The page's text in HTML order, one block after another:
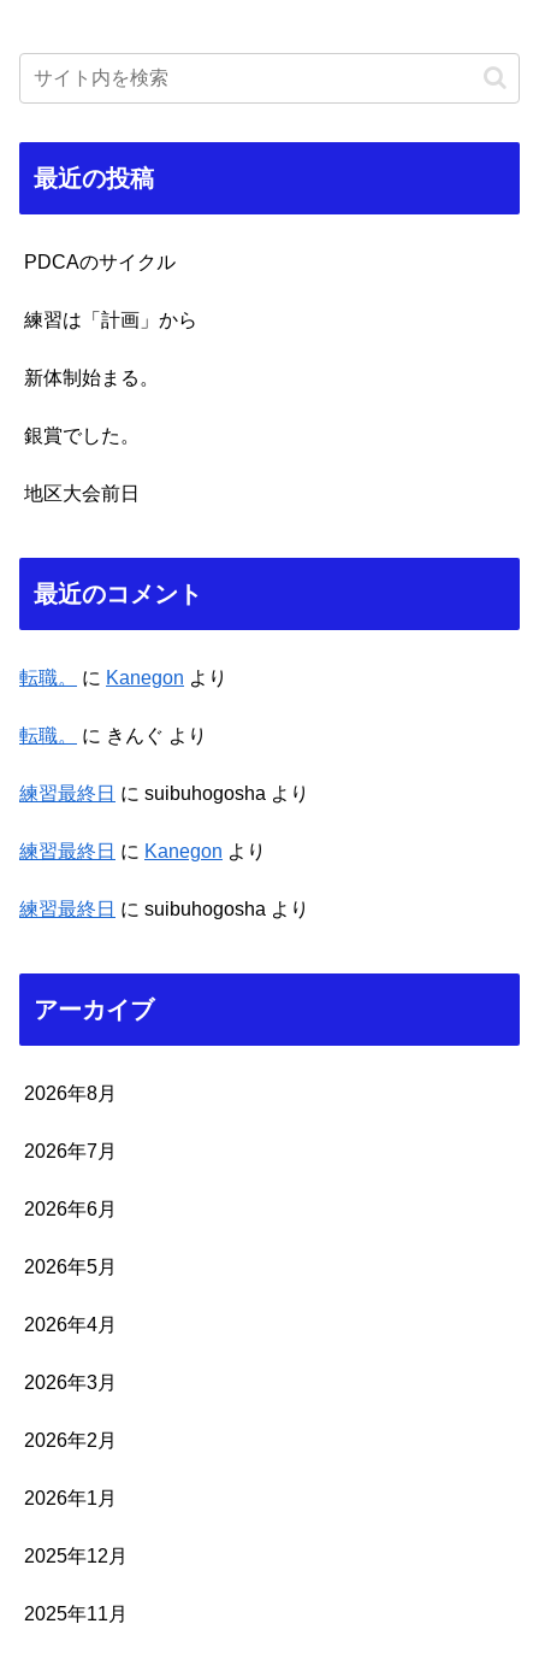
最近の投稿
PDCAのサイクル
練習は「計画」から
新体制始まる。
銀賞でした。
地区大会前日
最近のコメント
転職。 に Kanegon より
転職。 に きんぐ より
練習最終日 に suibuhogosha より
練習最終日 に Kanegon より
練習最終日 に suibuhogosha より
アーカイブ
2026年8月
2026年7月
2026年6月
2026年5月
2026年4月
2026年3月
2026年2月
2026年1月
2025年12月
2025年11月